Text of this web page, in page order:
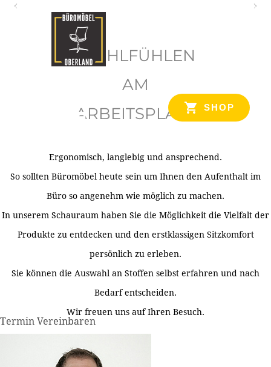
SHOP
WOHLFÜHLEN
AM
ARBEITSPLATZ
Ergonomisch, langlebig und ansprechend.
So sollten Büromöbel heute sein um Ihnen den Aufenthalt im
Büro so angenehm wie möglich zu machen.
In unserem Schauraum haben Sie die Möglichkeit die Vielfalt der
Produkte zu entdecken und den erstklassigen Sitzkomfort
persönlich zu erleben.
Sie können die Auswahl an Stoffen selbst erfahren und nach
Bedarf entscheiden.
Wir freuen uns auf Ihren Besuch.
Termin Vereinbaren